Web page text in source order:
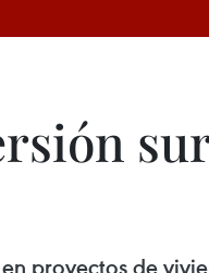
proyectos de